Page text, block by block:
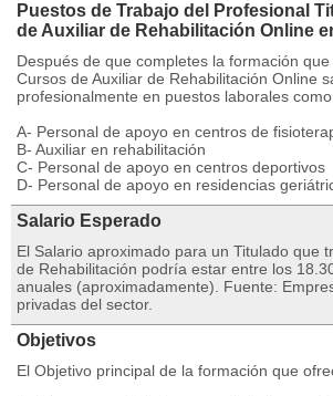
Puestos de Trabajo del Profesional
de Auxiliar de Rehabilitación Online
Después de que completes la formación
Cursos de Auxiliar de Rehabilitación Online
profesionalmente en puestos laborales
A- Personal de apoyo en centros de
B- Auxiliar en rehabilitación
C- Personal de apoyo en centros deportivos
D- Personal de apoyo en residencias
Salario Esperado
El Salario aproximado para un Titulado que
de Rehabilitación podría estar entre los
anuales (aproximadamente). Fuente:
privadas del sector.
Objetivos
El Objetivo principal de la formación que